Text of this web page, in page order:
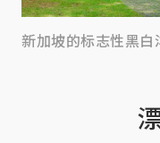
新加坡的标志性黑白